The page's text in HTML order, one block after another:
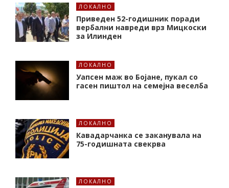
ЛОКАЛНО
Приведен 52-годишник поради
вербални навреди врз Мицкоски
за Илинден
ЛОКАЛНО
Уапсен маж во Бојане, пукал со
гасен пиштол на семејна веселба
ЛОКАЛНО
Кавадарчанка се заканувала на
75-годишната свекрва
ЛОКАЛНО